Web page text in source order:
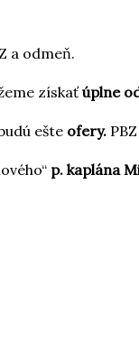
a odmeň.
získaťúplne
ešte ofery.
p. kaplána